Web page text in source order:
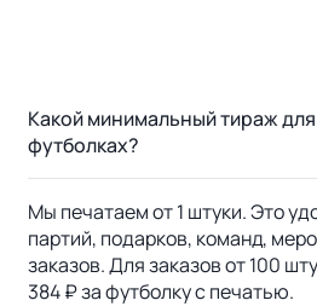
Какой минимальный тираж для
футболках?
Мы печатаем от 1 штуки. Это
партий, подарков, команд,
заказов. Для заказов от 100
384 ₽ за футболку с печатью.